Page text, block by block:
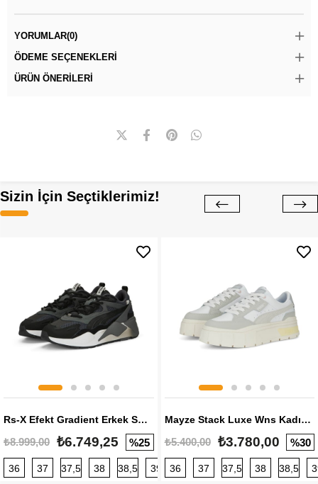
YORUMLAR(0)
ÖDEME SEÇENEKLERI
ÜRÜN ÖNERILERI
Sizin İçin Seçtiklerimiz!
Rs-X Efekt Gradient Erkek Sneaker
₺8.999,00 ₺6.749,25 %25
36 37 37,5 38 38,5 39 40 40,5 41 42 42,5
Mayze Stack Luxe Wns Kadın Sneaker
₺5.400,00 ₺3.780,00 %30
36 37 37,5 38 38,5